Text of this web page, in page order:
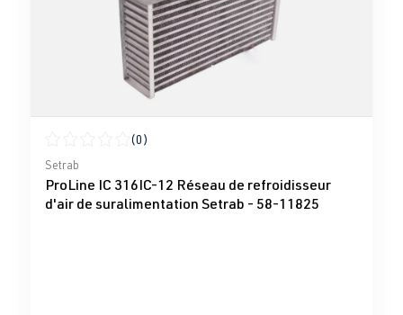
Note moyenne de 0 sur 5 étoiles
(0)
Setrab
ProLine IC 316IC-12 Réseau de refroidisseur
d'air de suralimentation Setrab - 58-11825